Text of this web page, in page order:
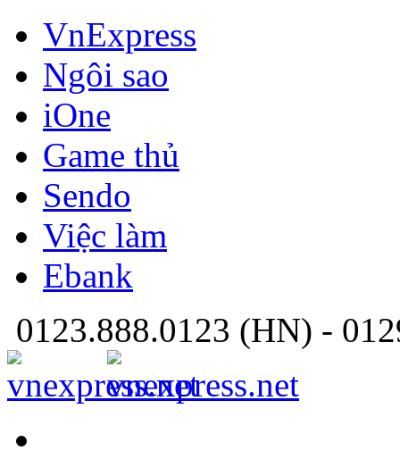
VnExpress
Ngôi sao
iOne
Game thủ
Sendo
Việc làm
Ebank
0123.888.0123 (HN) -